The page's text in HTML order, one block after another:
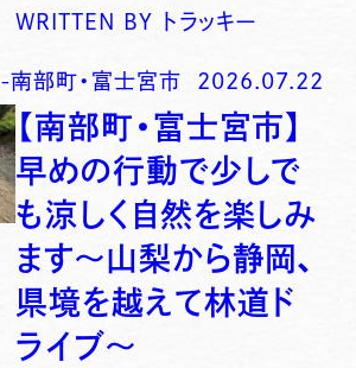
WRITTEN BY トラッキー
-南部町・富士宮市 2026.07.22
【南部町・富士宮市】
早めの行動で少しで
も涼しく自然を楽しみ
ます〜山梨から静岡、
県境を越えて林道ド
ライブ〜